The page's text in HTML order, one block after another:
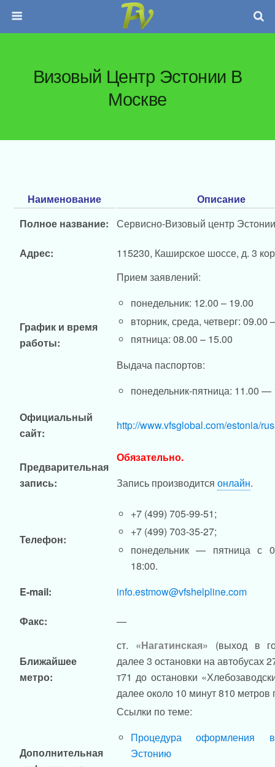
Визовый Центр Эстонии В
Москве
Наименование
Описание
Полное название:
Сервисно-Визовый центр
Адрес: 115230, Каширское шоссе, д. 3
График и время
работы:
Прием заявлений:
понедельник: 12.00 – 19.00
вторник, среда, четверг: 09.00
пятница: 08.00 – 15.00
Выдача паспортов:
понедельник-пятница: 11.00 —
Официальный
сайт:
http://www.vfsglobal.com/estonia/
Предварительная
запись:
Обязательно.
Запись производится онлайн.
Телефон:
+7 (499) 705-99-51;
+7 (499) 703-35-27;
понедельник — пятница с
18:00.
E-mail:
info.estmow@vfshelpline.com
Факс: —
Ближайшее
метро:
ст. «Нагатинская»
(выход в
далее 3 остановки на автобусах
т71 до остановки
далее около 10 минут 810
Дополнительная
Ссылки по теме:
Процедура оформления
Эстонию